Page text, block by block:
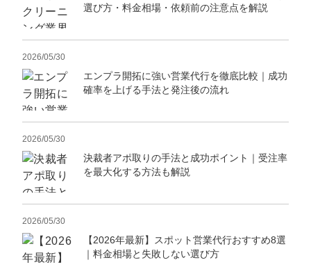
選び方・料金相場・依頼前の注意点を解説
2026/05/30
エンプラ開拓に強い営業代行を徹底比較｜成功
確率を上げる手法と発注後の流れ
2026/05/30
決裁者アポ取りの手法と成功ポイント｜受注率
を最大化する方法も解説
2026/05/30
【2026年最新】スポット営業代行おすすめ8選
｜料金相場と失敗しない選び方